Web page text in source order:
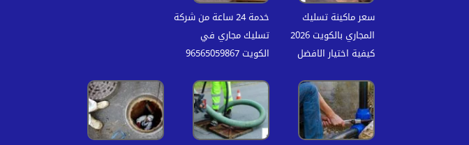
سعر ماكينة تسليك
المجاري بالكويت 2026
كيفية اختيار الافضل
خدمة 24 ساعة من شركة
تسليك مجاري في
الكويت 96565059867